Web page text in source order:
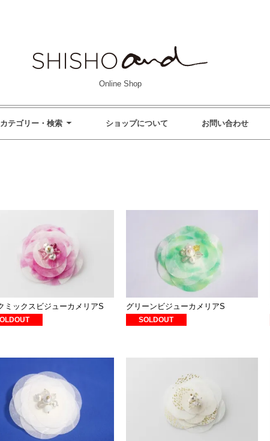
Online Shop
カテゴリー・検索 ショップについて お問い合わせ
ミックスビジューカメリアS グリーンビジューカメリアS
SOLDOUT